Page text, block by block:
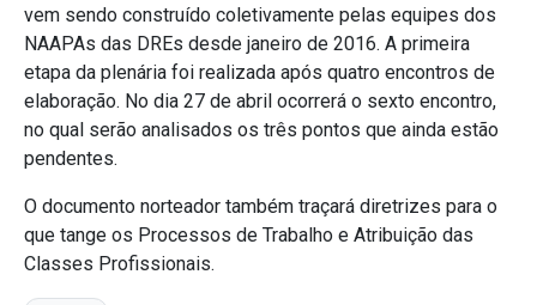
vem sendo construído coletivamente pelas equipes dos
NAAPAs das DREs desde janeiro de 2016. A primeira
etapa da plenária foi realizada após quatro encontros de
elaboração. No dia 27 de abril ocorrerá o sexto encontro,
no qual serão analisados os três pontos que ainda estão
pendentes.
O documento norteador também traçará diretrizes para o
que tange os Processos de Trabalho e Atribuição das
Classes Profissionais.